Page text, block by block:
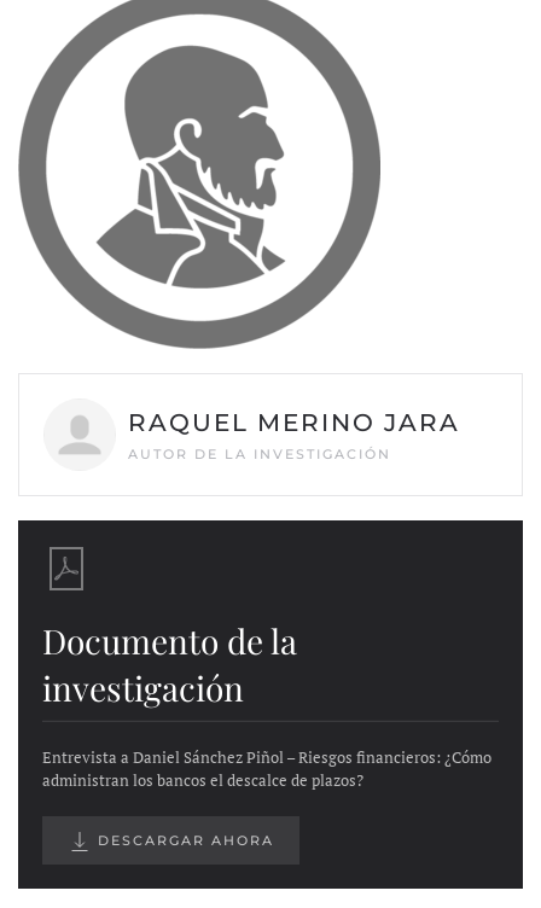
RAQUEL MERINO JARA
AUTOR DE LA INVESTIGACIÓN
Documento de la
investigación
Entrevista a Daniel Sánchez Piñol – Riesgos financieros: ¿Cómo
administran los bancos el descalce de plazos?
DESCARGAR AHORA